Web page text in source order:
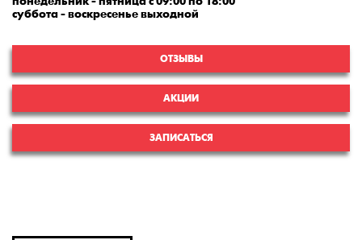
суббота - воскресенье выходной
ОТЗЫВЫ
АКЦИИ
ЗАПИСАТЬСЯ